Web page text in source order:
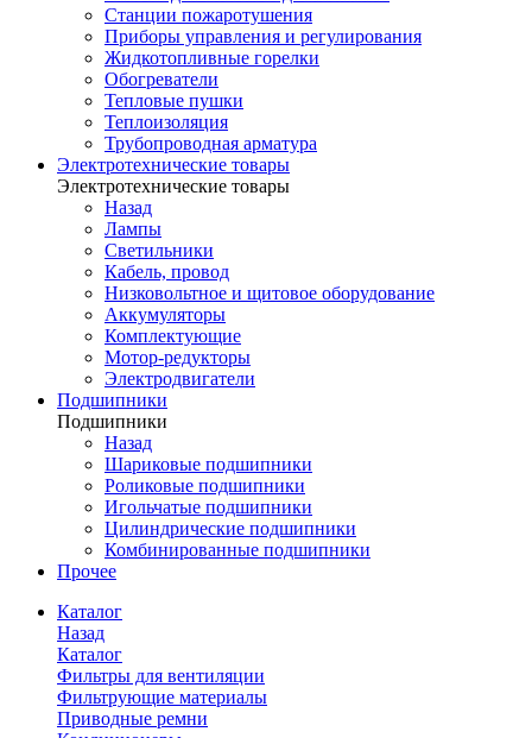
Станции пожаротушения
Приборы управления и регулирования
Жидкотопливные горелки
Обогреватели
Тепловые пушки
Теплоизоляция
Трубопроводная арматура
Электротехнические товары
Электротехнические товары
Назад
Лампы
Светильники
Кабель, провод
Низковольтное и щитовое оборудование
Аккумуляторы
Комплектующие
Мотор-редукторы
Электродвигатели
Подшипники
Подшипники
Назад
Шариковые подшипники
Роликовые подшипники
Игольчатые подшипники
Цилиндрические подшипники
Комбинированные подшипники
Прочее
Каталог
Назад
Каталог
Фильтры для вентиляции
Фильтрующие материалы
Приводные ремни